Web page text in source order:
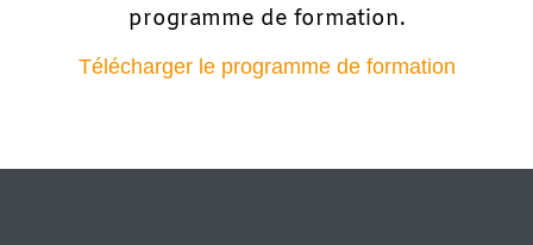
programme de formation.
Télécharger le programme de formation